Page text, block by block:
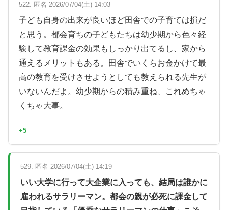
522. 匿名 2026/07/04(土) 14:03
子ども自身の出来が良いほど田舎での子育ては損だ
と思う。都会育ちの子どもたちは幼少期から色々経
験して教育課金の効果もしっかり出てるし、家から
通えるメリットもある。田舎でいくらお金かけて最
高の教育を受けさせようとしても教えられる先生が
いないんだよ。幼少期からの積み重ね、これめちゃ
くちゃ大事。
+5
529. 匿名 2026/07/04(土) 14:19
いい大学に行って大企業に入っても、結局は誰かに
雇われるサラリーマン。都会の親が必死に課金して